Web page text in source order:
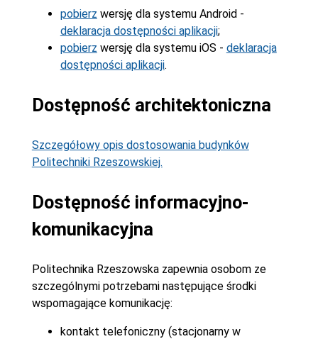
pobierz wersję dla systemu Android -
deklaracja dostępności aplikacji;
pobierz wersję dla systemu iOS - deklaracja
dostępności aplikacji.
Dostępność architektoniczna
Szczegółowy opis dostosowania budynków
Politechniki Rzeszowskiej.
Dostępność informacyjno-
komunikacyjna
Politechnika Rzeszowska zapewnia osobom ze
szczególnymi potrzebami następujące środki
wspomagające komunikację:
kontakt telefoniczny (stacjonarny w